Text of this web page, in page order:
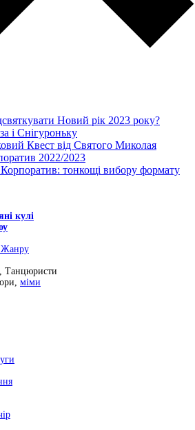
Новий рік 2023 року?
і Снігуроньку
Квест від Святого Миколая
2022/2023
тонкощі вибору формату
кулі
Жанру
Танцюристи
міми